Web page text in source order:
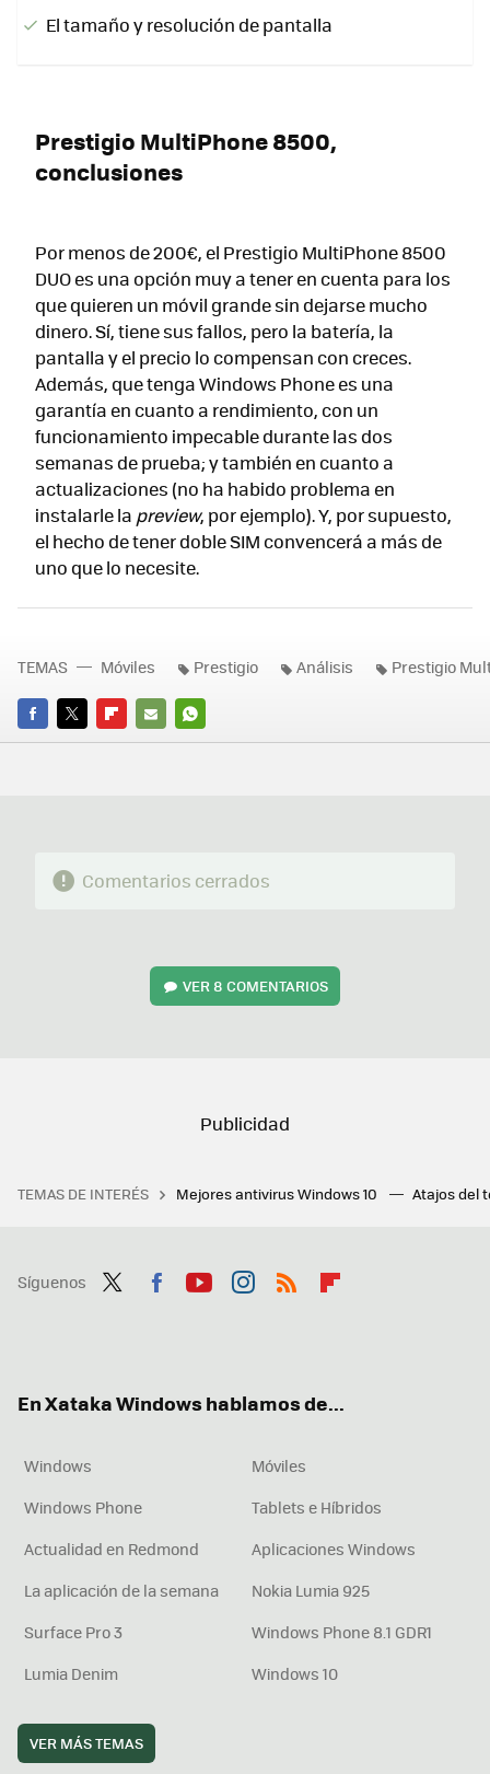
El tamaño y resolución de pantalla
Prestigio MultiPhone 8500,
conclusiones
Por menos de 200€, el Prestigio MultiPhone 8500
DUO es una opción muy a tener en cuenta para los
que quieren un móvil grande sin dejarse mucho
dinero. Sí, tiene sus fallos, pero la batería, la
pantalla y el precio lo compensan con creces.
Además, que tenga Windows Phone es una
garantía en cuanto a rendimiento, con un
funcionamiento impecable durante las dos
semanas de prueba; y también en cuanto a
actualizaciones (no ha habido problema en
instalarle la preview, por ejemplo). Y, por supuesto,
el hecho de tener doble SIM convencerá a más de
uno que lo necesite.
FACEBOOK
TWITTERFLIPBOARD
E-
WHATSAPP
TEMAS Móviles Prestigio Análisis Prestigio
Comentarios cerrados
VER8 COMENTARIOS
TEMAS DE INTERÉS Mejores antivirus Windows 10 Atajos del
Síguenos
En Xataka Windows hablamos de...
Windows
Móviles
Windows Phone
Tablets e Híbridos
Actualidad en Redmond
Aplicaciones Windows
La aplicación de la semana
Nokia Lumia 925
Surface Pro 3
Windows Phone 8.1 GDR1
Lumia Denim
Windows 10
VER MÁS TEMAS